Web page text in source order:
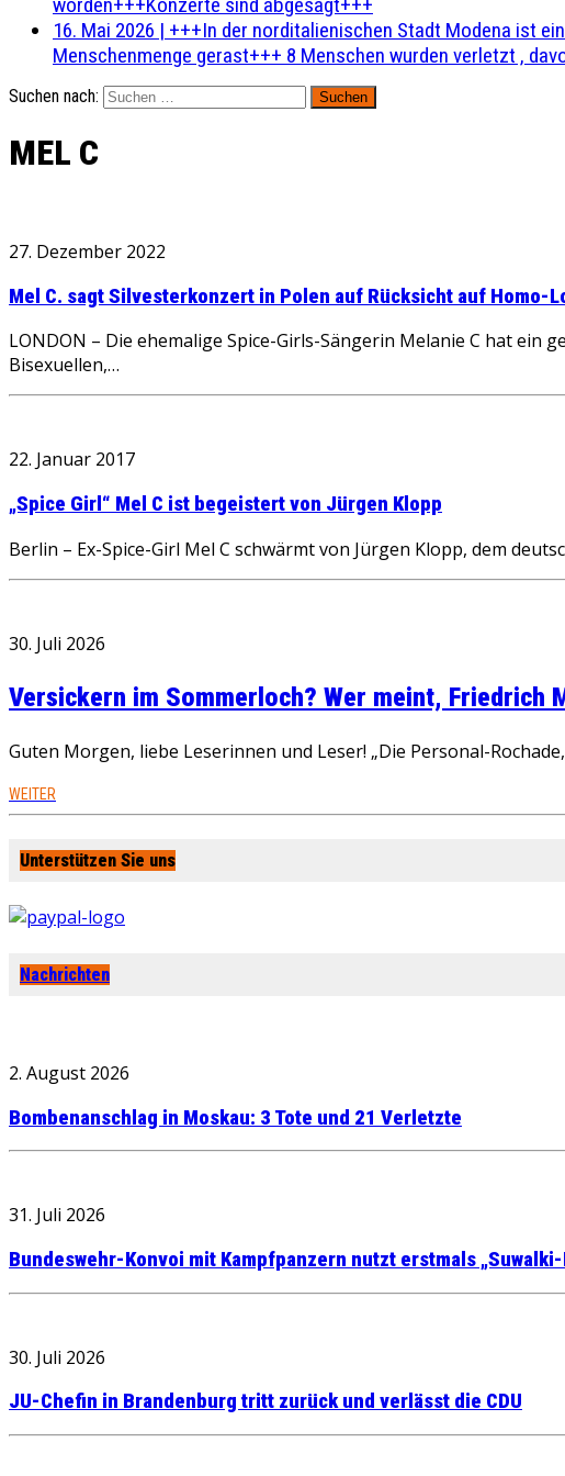
16. Mai 2026 | +++In der norditalienischen Stadt Modena ist
Menschenmenge gerast+++ 8 Menschen wurden verletzt ,
Suchen nach:
MEL C
27. Dezember 2022
Mel C. sagt Silvesterkonzert in Polen auf Rücksicht auf Homo-
LONDON – Die ehemalige Spice-Girls-Sängerin Melanie C hat ein
Bisexuellen,…
22. Januar 2017
„Spice Girl“ Mel C ist begeistert von Jürgen Klopp
Berlin – Ex-Spice-Girl Mel C schwärmt von Jürgen Klopp, dem
30. Juli 2026
Versickern im Sommerloch? Wer meint, Friedrich
Guten Morgen, liebe Leserinnen und Leser! „Die Personal-
WEITER
Unterstützen Sie uns
Nachrichten
2. August 2026
Bombenanschlag in Moskau: 3 Tote und 21 Verletzte
31. Juli 2026
Bundeswehr-Konvoi mit Kampfpanzern nutzt erstmals
30. Juli 2026
JU-Chefin in Brandenburg tritt zurück und verlässt die CDU